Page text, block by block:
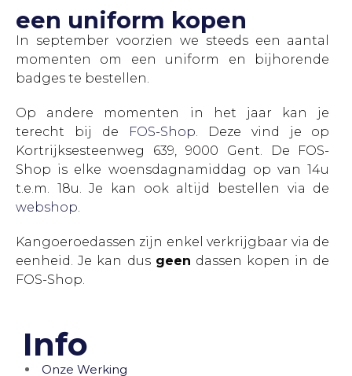
een uniform kopen
In september voorzien we steeds een aantal
momenten om een uniform en bijhorende
badges te bestellen.
Op andere momenten in het jaar kan je
terecht bij de
FOS-Shop. Deze vind je op
Kortrijksesteenweg 639, 9000 Gent. De FOS-
Shop is elke woensdagnamiddag op van 14u
t.e.m. 18u. Je kan ook altijd bestellen via de
webshop.
Kangoeroedassen zijn enkel verkrijgbaar via de
eenheid. Je kan dus geen dassen kopen in de
FOS-Shop.
Info
Onze Werking